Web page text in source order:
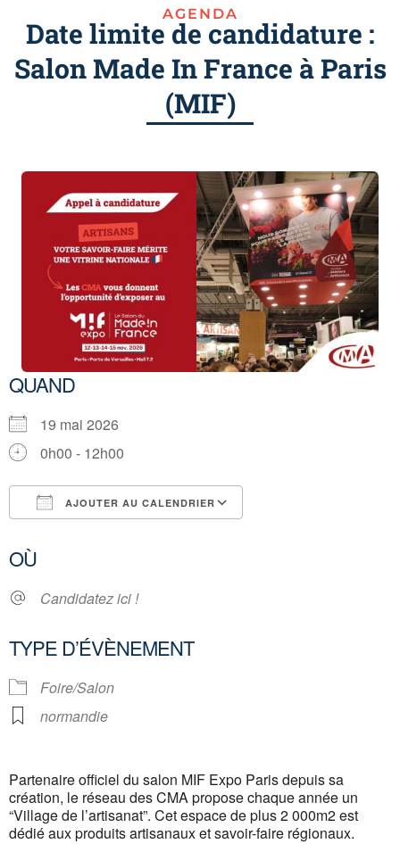
AGENDA
Date limite de candidature :
Salon Made In France à Paris
(MIF)
QUAND
19 mai 2026
0h00 - 12h00
AJOUTER AU CALENDRIER
OÙ
Candidatez ici !
TYPE D’ÉVÈNEMENT
Foire/Salon
normandie
Partenaire officiel du salon MIF Expo Paris depuis sa
création, le réseau des CMA propose chaque année un
“Village de l’artisanat”. Cet espace de plus 2 000m2 est
dédié aux produits artisanaux et savoir-faire régionaux.